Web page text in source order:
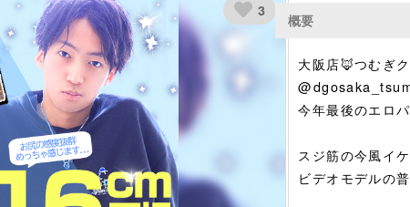
3
概要
大阪店🦊つむぎ
今年最後のエロ
スジ筋の今風イ
ビデオモデルの